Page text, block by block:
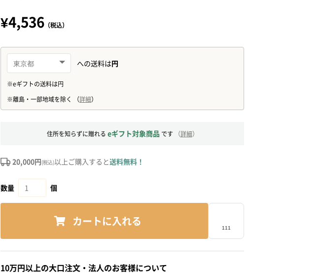
¥4,536 （税込）
住所を知らずに贈れる eギフト対象商品 です （詳細）
20,000円(税込)以上ご購入すると送料無料！
数量 個
カートに入れる
10万円以上の大口注文・法人のお客様について